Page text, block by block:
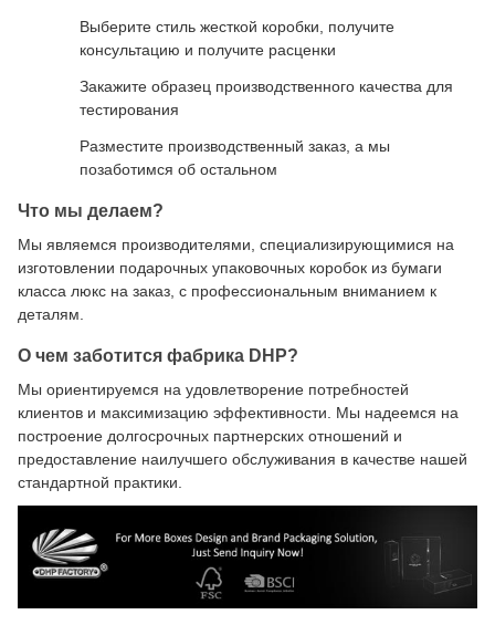
Выберите стиль жесткой коробки, получите
консультацию и получите расценки
Закажите образец производственного качества для
тестирования
Разместите производственный заказ, а мы
позаботимся об остальном
Что мы делаем?
Мы являемся производителями, специализирующимися на
изготовлении подарочных упаковочных коробок из бумаги
класса люкс на заказ, с профессиональным вниманием к
деталям.
О чем заботится фабрика DHP?
Мы ориентируемся на удовлетворение потребностей
клиентов и максимизацию эффективности. Мы надеемся на
построение долгосрочных партнерских отношений и
предоставление наилучшего обслуживания в качестве нашей
стандартной практики.